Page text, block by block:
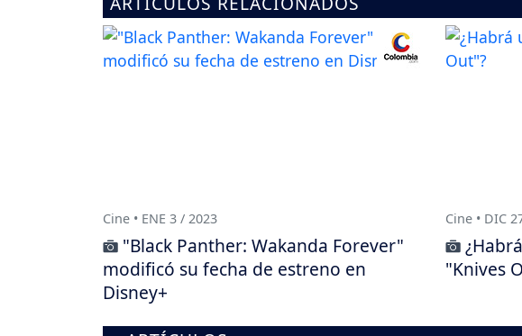
Cine • ENE 3 / 2023
"Black Panther: Wakanda Forever"
modificó su fecha de estreno en
Disney+
Cine • DIC
"Knives